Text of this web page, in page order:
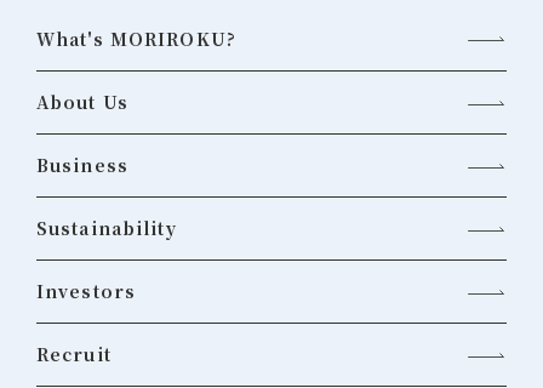
What's MORIROKU?
About Us
Business
Sustainability
Investors
Recruit